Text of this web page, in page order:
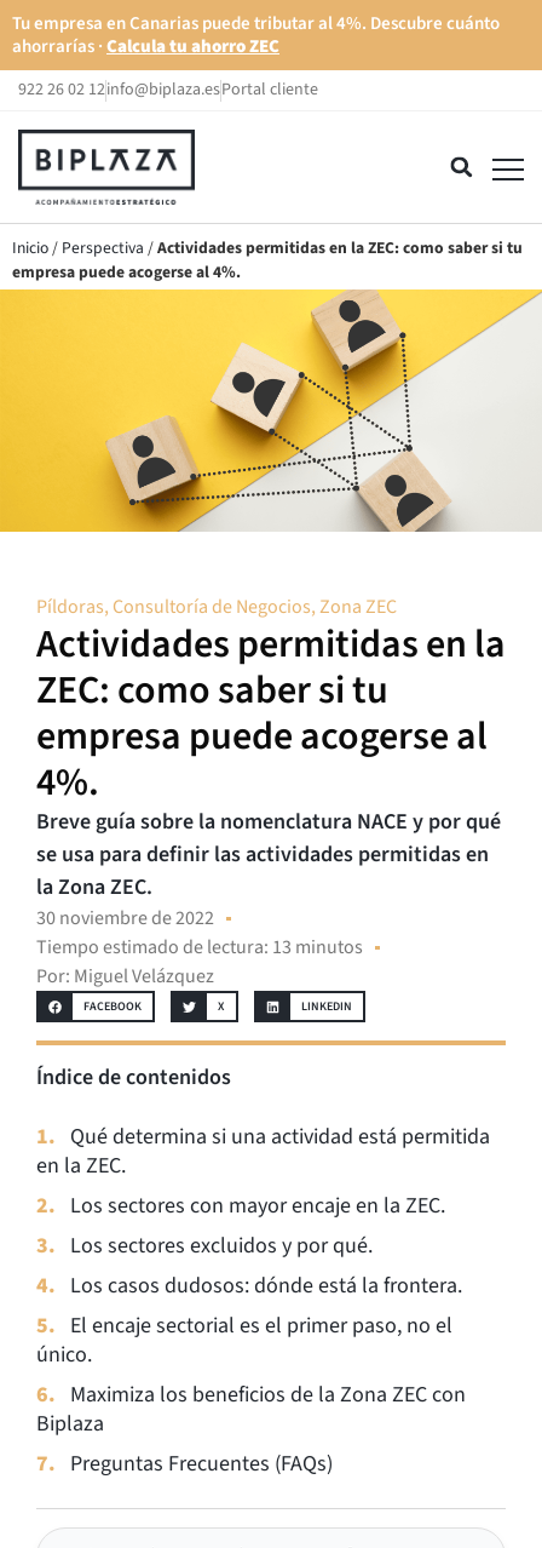
Tu empresa en Canarias puede tributar al 4%. Descubre cuánto
ahorrarías ·Calcula tu ahorro ZEC
922 26 02 12info@biplaza.esPortal cliente
Inicio/ Perspectiva /Actividades permitidas en la ZEC: como saber si tu
empresa puede acogerse al 4%.
Píldoras, Consultoría de Negocios,Zona ZEC
Actividades permitidas en la
ZEC: como saber si tu
empresa puede acogerse al
4%.
Breve guía sobre la nomenclatura NACE y por qué
se usa para definir las actividades permitidas en
la Zona ZEC.
30 noviembre de 2022
Tiempo estimado de lectura: 13 minutos
Por: Miguel Velázquez
FACEBOOK X LINKEDIN
Índice de contenidos
Qué determina si una actividad está permitida
en la ZEC.
Los sectores con mayor encaje en la ZEC.
Los sectores excluidos y por qué.
Los casos dudosos: dónde está la frontera.
El encaje sectorial es el primer paso, no el
único.
Maximiza los beneficios de la Zona ZEC con
Biplaza
Preguntas Frecuentes (FAQs)